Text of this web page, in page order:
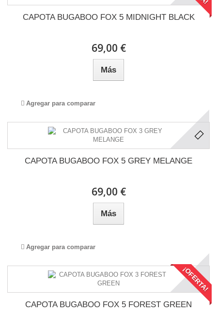
CAPOTA BUGABOO FOX 5 MIDNIGHT BLACK
69,00 €
Más
Agregar para comparar
CAPOTA BUGABOO FOX 5 GREY MELANGE
69,00 €
Más
Agregar para comparar
¡OFERTA!
CAPOTA BUGABOO FOX 5 FOREST GREEN